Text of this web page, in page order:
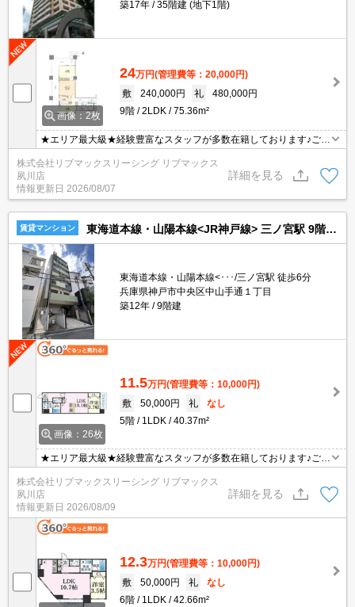
築17年 35階建 (地下1階)
画像：2枚
24万円(管理費等：20,000円)
敷
240,000円 礼
480,000円
9階
2LDK 75.36m²
★エリア最大級★経験豊富なスタッフが多数在籍しております♪ご要
望がありましたらお申し付けください！初期費用クレジット支払可
能！オンライン内覧・オンライン契約等弊社に一度も来店せずとも
問題ありません♪弊社ではネットに掲載されている物件も全てご紹介
可能になりますので気になる物件は全て申し付けください★
株式会社リブマックスリーシング リブマックス
夙川店
情報更新日 2026/08/07
詳細を見る
賃貸マンション 東海道本線・山陽本線<JR神戸線> 三ノ宮駅 9階建 築12年
東海道本線・山陽本線<･･･/三ノ宮駅 徒歩6分
兵庫県神戸市中央区中山手通１丁目
築12年
9階建
画像：26枚
11.5万円(管理費等：10,000円)
敷
50,000円 礼
なし
5階
1LDK 40.37m²
★エリア最大級★経験豊富なスタッフが多数在籍しております♪ご要
望がありましたらお申し付けください！初期費用クレジット支払可
能！オンライン内覧・オンライン契約等弊社に一度も来店せずとも
問題ありません♪弊社ではネットに掲載されている物件も全てご紹介
可能になりますので気になる物件は全て申し付けください★
株式会社リブマックスリーシング リブマックス
夙川店
情報更新日 2026/08/09
詳細を見る
12.3万円(管理費等：10,000円)
敷
50,000円 礼
なし
6階
1LDK 42.66m²